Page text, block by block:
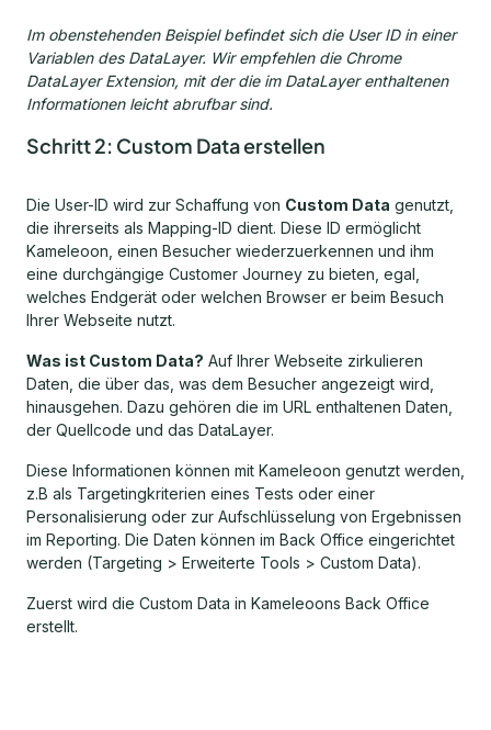
Im obenstehenden Beispiel befindet sich die User ID in einer
Variablen des DataLayer. Wir empfehlen die Chrome
DataLayer Extension, mit der die im DataLayer enthaltenen
Informationen leicht abrufbar sind.
Schritt 2: Custom Data erstellen
Die User-ID wird zur Schaffung von Custom Data genutzt,
die ihrerseits als Mapping-ID dient. Diese ID ermöglicht
Kameleoon, einen Besucher wiederzuerkennen und ihm
eine durchgängige Customer Journey zu bieten, egal,
welches Endgerät oder welchen Browser er beim Besuch
Ihrer Webseite nutzt.
Was ist Custom Data? Auf Ihrer Webseite zirkulieren
Daten, die über das, was dem Besucher angezeigt wird,
hinausgehen. Dazu gehören die im URL enthaltenen Daten,
der Quellcode und das DataLayer.
Diese Informationen können mit Kameleoon genutzt werden,
z.B als Targetingkriterien eines Tests oder einer
Personalisierung oder zur Aufschlüsselung von Ergebnissen
im Reporting. Die Daten können im Back Office eingerichtet
werden (Targeting > Erweiterte Tools > Custom Data).
Zuerst wird die Custom Data in Kameleoons Back Office
erstellt.